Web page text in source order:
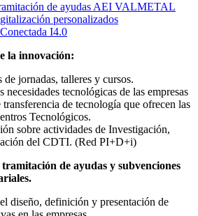
de ayudas AEI VALMETAL
personalizados
I4.0
la innovación:
de jornadas, talleres y cursos.
necesidades tecnológicas de las empresas
de tecnología que ofrecen las
Tecnológicos.
sobre actividades de Investigación,
del CDTI. (Red PI+D+i)
de ayudas y subvenciones
diseño, definición y presentación de